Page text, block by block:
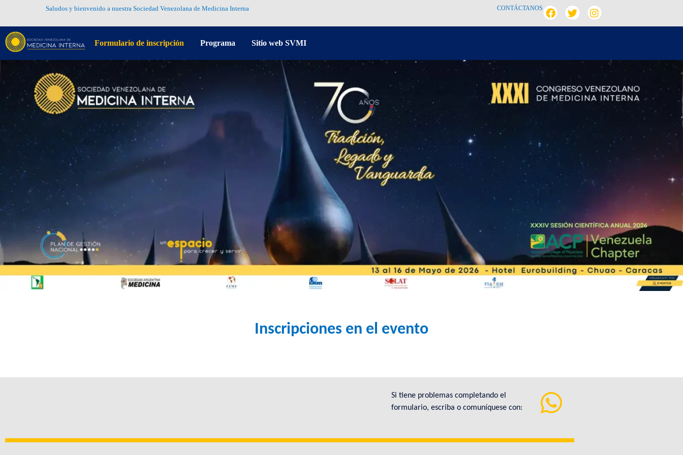
Saludos y bienvenido a nuestra Sociedad Venezolana de Medicina Interna CONTÁCTANOS
Formulario de inscripción Programa Sitio web SVMI
Inscripciones en el evento
Si tiene problemas completando el
formulario, escriba o comuníquese con: